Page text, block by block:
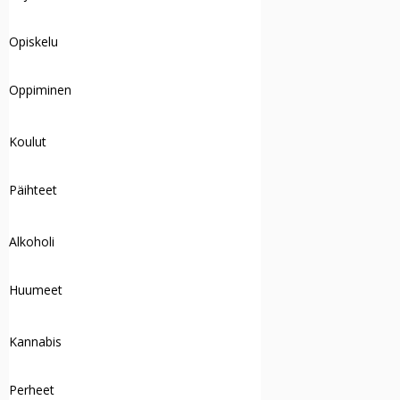
Opiskelu
Oppiminen
Koulut
Päihteet
Alkoholi
Huumeet
Kannabis
Perheet